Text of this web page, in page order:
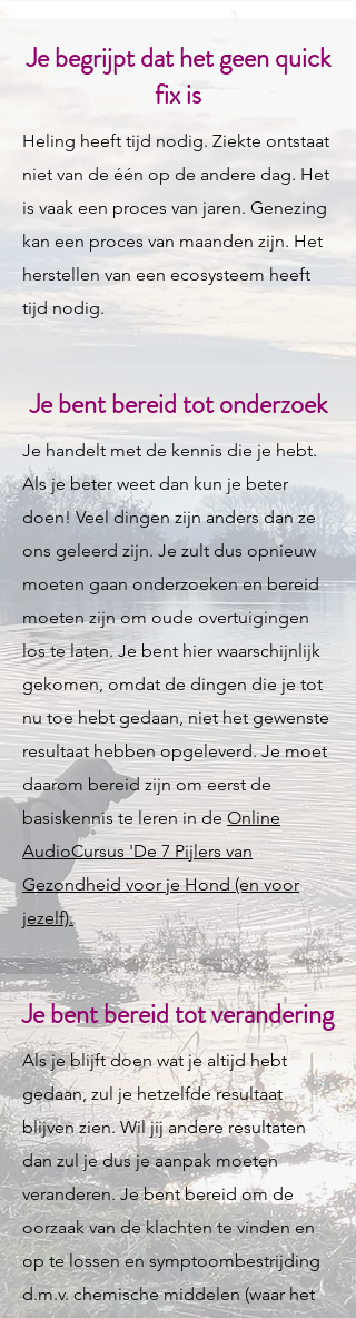
Je begrijpt dat het geen quick
fix is
Heling heeft tijd nodig. Ziekte ontstaat
niet van de één op de andere dag. Het
is vaak een proces van jaren. Genezing
kan een proces van maanden zijn. Het
herstellen van een ecosysteem heeft
tijd nodig.
Je bent bereid tot onderzoek
Je handelt met de kennis die je hebt.
Als je beter weet dan kun je beter
doen! Veel dingen zijn anders dan ze
ons geleerd zijn. Je zult dus opnieuw
moeten gaan onderzoeken en bereid
moeten zijn om oude overtuigingen
los te laten. Je bent hier waarschijnlijk
gekomen, omdat de dingen die je tot
nu toe hebt gedaan, niet het gewenste
resultaat hebben opgeleverd. Je moet
daarom bereid zijn om eerst de
basiskennis te leren in deOnline
AudioCursus 'De 7 Pijlers van
Gezondheid voor je Hond (en voor
jezelf).
Je bent bereid tot verandering
Als je blijft doen wat je altijd hebt
gedaan, zul je hetzelfde resultaat
blijven zien. Wil jij andere resultaten
dan zul je dus je aanpak moeten
veranderen. Je bent bereid om de
oorzaak van de klachten te vinden en
op te lossen en symptoombestrijding
d.m.v. chemische middelen (waar het